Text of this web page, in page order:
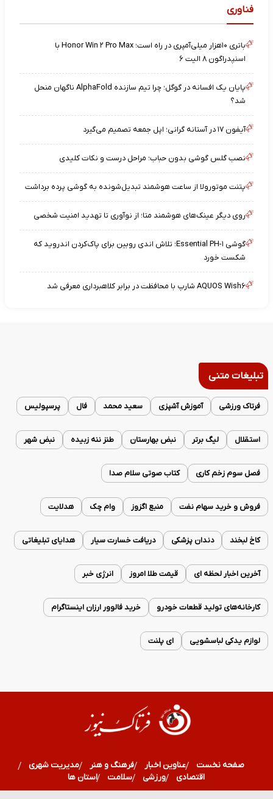
فناوری
باتری ۱۰هزار میلی‌آمپری در راه است؛ Honor Win ۲ Pro Max با
اسنپدراگون ۸ الیت ۶
پایان یک افسانه در گوگل؛ چرا تیم سازنده AlphaFold ناگهان منحل
شد؟
آیفون ۱۷ در آستانه گرانی؛ اپل جمعه تصمیم می‌گیرد
نصب گلس گوشی بدون حباب؛ مراحل درست و نکات کلیدی
پتنت موتورولا از ساعت هوشمند تبدیل‌شونده به گوشی پرده برداشت
روی دیگر عینک‌های هوشمند متا؛ از نوآوری تا تهدید امنیت شخصی
گوشی Essential PH-۱؛ تلاش اندی روبین برای پاک‌کردن اندروید که
شکست خورد
AQUOS Wish۶ شارپ با محافظت در برابر کلاهبرداری معرفی شد
تبلیغات متنی
فرتاک ورزشی آموزش آشپزی سعید محمد فال پرسپولیس
استقلال لیگ برتر نبض بهارستان طنز ننه زبیده نبض شهر
فصل سوم زخم کاری کتاب صوتی سلام صدا
فروش و خرید سهام نفت منبع اگزوز وام چک هدلایت
کاخ لبخند دندان پزشکی دریافت خسارت سیار هدایای تبلیغاتی
آخرین اخبار لحظه ای قیمت طلا امروز انرژی خبر
کارخانه‌های تولید قطعات خودرو خرید فالوور ارزان اینستاگرام
لوازم یدکی لباسشویی ای پلنت
صفحه نخست عناوین اخبار فرهنگ و هنر
مدیریت شهری
اقتصادی
ورزشی سلامت استان ها